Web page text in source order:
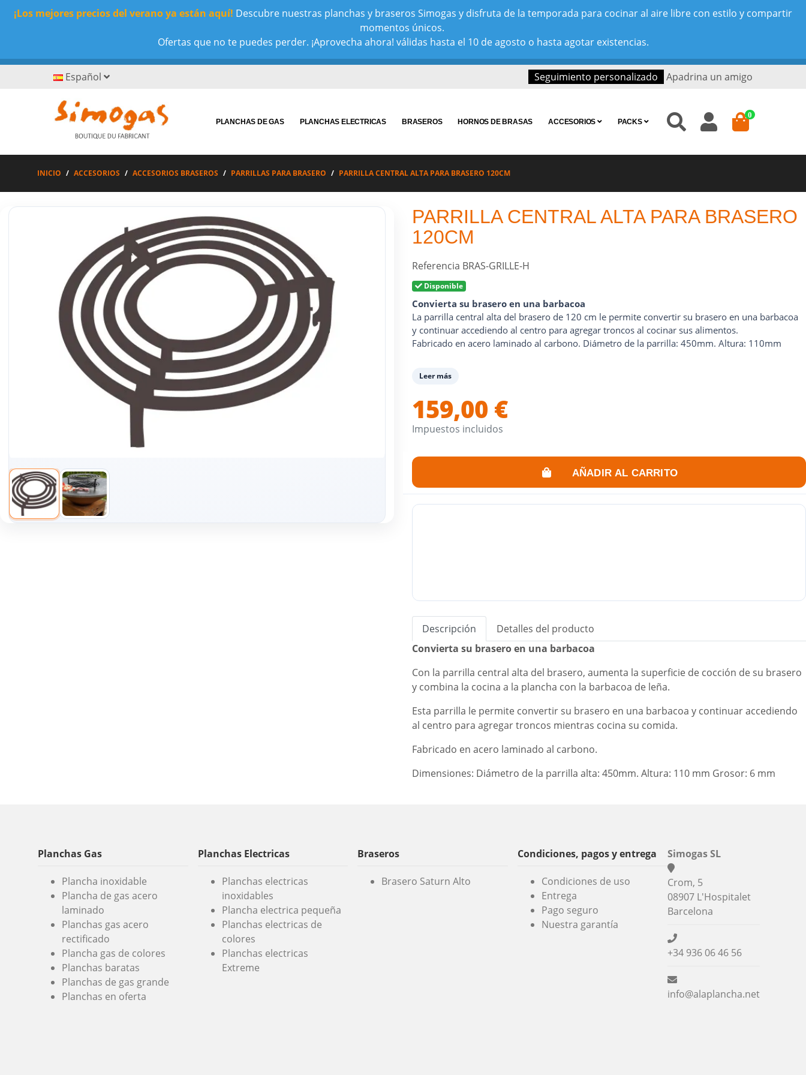
¡Los mejores precios del verano ya están aquí! Descubre nuestras planchas y braseros Simogas y disfruta de la temporada para cocinar al aire libre con estilo y compartir
momentos únicos.
Ofertas que no te puedes perder. ¡Aprovecha ahora! válidas hasta el 10 de agosto o hasta agotar existencias.
Español Seguimiento personalizado Apadrina un amigo
PLANCHAS DE GAS PLANCHAS ELECTRICAS BRASEROS HORNOS DE BRASAS ACCESORIOS PACKS
0
INICIO ACCESORIOS ACCESORIOS BRASEROS PARRILLAS PARA BRASERO PARRILLA CENTRAL ALTA PARA BRASERO 120CM
PARRILLA CENTRAL ALTA PARA BRASERO
120CM
Referencia BRAS-GRILLE-H
Disponible
Convierta su brasero en una barbacoa
La parrilla central alta del brasero de 120 cm le permite convertir su brasero en una barbacoa
y continuar accediendo al centro para agregar troncos al cocinar sus alimentos.
Fabricado en acero laminado al carbono. Diámetro de la parrilla: 450mm. Altura: 110mm
Leer más
159,00 €
Impuestos incluidos
AÑADIR AL CARRITO
Descripción
Detalles del producto
Convierta su brasero en una barbacoa
Con la parrilla central alta del brasero, aumenta la superficie de cocción de su brasero
y combina la cocina a la plancha con la barbacoa de leña.
Esta parrilla le permite convertir su brasero en una barbacoa y continuar accediendo
al centro para agregar troncos mientras cocina su comida.
Fabricado en acero laminado al carbono.
Dimensiones: Diámetro de la parrilla alta: 450mm. Altura: 110 mm Grosor: 6 mm
Planchas Gas
Plancha inoxidable
Plancha de gas acero
laminado
Planchas gas acero
rectificado
Plancha gas de colores
Planchas baratas
Planchas de gas grande
Planchas en oferta
Planchas Electricas
Planchas electricas
inoxidables
Plancha electrica pequeña
Planchas electricas de
colores
Planchas electricas
Extreme
Braseros
Brasero Saturn Alto
Condiciones, pagos y entrega
Condiciones de uso
Entrega
Pago seguro
Nuestra garantía
Simogas SL
Crom, 5
08907 L'Hospitalet
Barcelona
+34 936 06 46 56
info@alaplancha.net